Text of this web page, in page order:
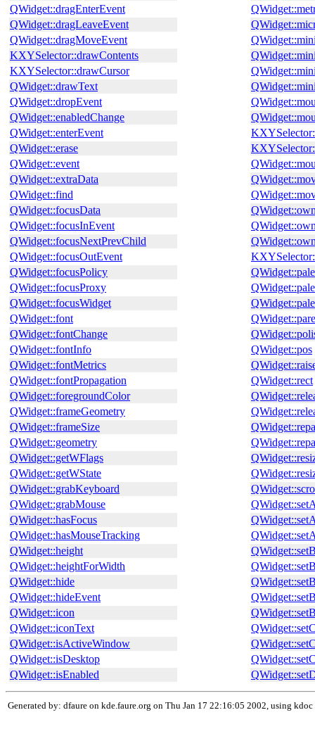
QWidget::dragEnterEvent
QWidget::dragLeaveEvent
QWidget::dragMoveEvent
KXYSelector::drawContents
KXYSelector::drawCursor
QWidget::drawText
QWidget::dropEvent
QWidget::enabledChange
QWidget::enterEvent
QWidget::erase
QWidget::event
QWidget::extraData
QWidget::find
QWidget::focusData
QWidget::focusInEvent
QWidget::focusNextPrevChild
QWidget::focusOutEvent
QWidget::focusPolicy
QWidget::focusProxy
QWidget::focusWidget
QWidget::font
QWidget::fontChange
QWidget::fontInfo
QWidget::fontMetrics
QWidget::fontPropagation
QWidget::foregroundColor
QWidget::frameGeometry
QWidget::frameSize
QWidget::geometry
QWidget::getWFlags
QWidget::getWState
QWidget::grabKeyboard
QWidget::grabMouse
QWidget::hasFocus
QWidget::hasMouseTracking
QWidget::height
QWidget::heightForWidth
QWidget::hide
QWidget::hideEvent
QWidget::icon
QWidget::iconText
QWidget::isActiveWindow
QWidget::isDesktop
QWidget::isEnabled
QWidget::pos
QWidget::rect
Generated by: dfaure on kde.faure.org on Thu Jan 17 22:16:05 2002, using kdoc